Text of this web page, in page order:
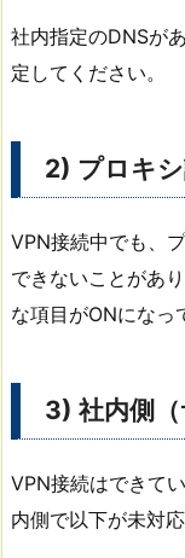
社内指定のDNSが
定してください。
2) プロキ
VPN接続中でも、
できないことがあ
な項目がONになっ
3) 社内側
VPN接続はできて
内側で以下が未対